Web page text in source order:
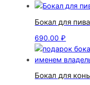
Бокал для
690.00₽
Бокал для